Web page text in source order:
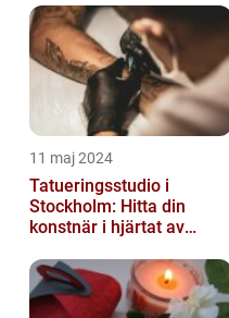
11 maj 2024
Tatueringsstudio i
Stockholm: Hitta din
konstnär i hjärtat av